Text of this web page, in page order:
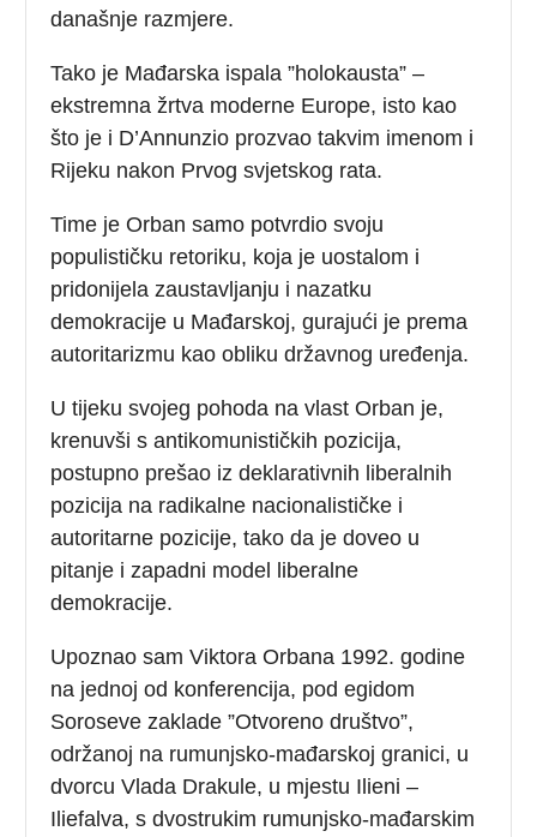
današnje razmjere.
Tako je Mađarska ispala ”holokausta” –
ekstremna žrtva moderne Europe, isto kao
što je i D’Annunzio prozvao takvim imenom i
Rijeku nakon Prvog svjetskog rata.
Time je Orban samo potvrdio svoju
populističku retoriku, koja je uostalom i
pridonijela zaustavljanju i nazatku
demokracije u Mađarskoj, gurajući je prema
autoritarizmu kao obliku državnog uređenja.
U tijeku svojeg pohoda na vlast Orban je,
krenuvši s antikomunističkih pozicija,
postupno prešao iz deklarativnih liberalnih
pozicija na radikalne nacionalističke i
autoritarne pozicije, tako da je doveo u
pitanje i zapadni model liberalne
demokracije.
Upoznao sam Viktora Orbana 1992. godine
na jednoj od konferencija, pod egidom
Soroseve zaklade ”Otvoreno društvo”,
održanoj na rumunjsko-mađarskoj granici, u
dvorcu Vlada Drakule, u mjestu Ilieni –
Iliefalva, s dvostrukim rumunjsko-mađarskim